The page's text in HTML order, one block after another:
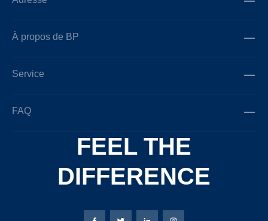
À propos de BP
Service
FAQ
FEEL THE
DIFFERENCE